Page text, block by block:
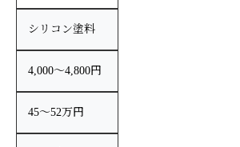
シリコン塗料
4,000〜4,800円
45〜52万円